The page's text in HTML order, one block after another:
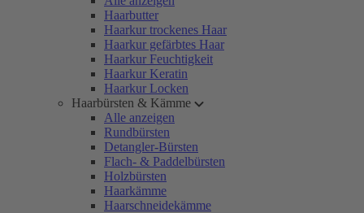
Haarbutter
Haarkur trockenes Haar
Haarkur gefärbtes Haar
Haarkur Feuchtigkeit
Haarkur Keratin
Haarkur Locken
Haarbürsten & Kämme
Alle anzeigen
Rundbürsten
Detangler-Bürsten
Flach- & Paddelbürsten
Holzbürsten
Haarkämme
Haarschneidekämme